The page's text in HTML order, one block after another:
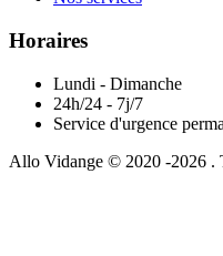
Horaires
Lundi - Dimanche
24h/24 - 7j/7
Service d'urgence
Allo Vidange © 2020 -2026 .